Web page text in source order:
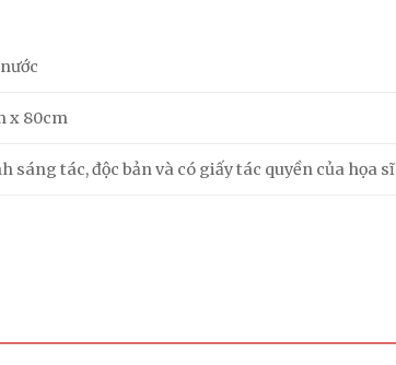
x 80cm
sáng tác, độc bản và có giấy tác quyền của họa sĩ